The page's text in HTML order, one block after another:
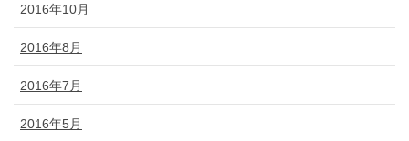
2016年10月
2016年8月
2016年7月
2016年5月